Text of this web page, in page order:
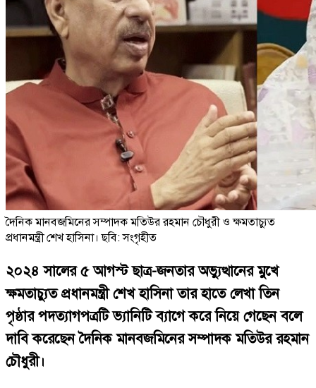
দৈনিক মানবজমিনের সম্পাদক মতিউর রহমান চৌধুরী ও ক্ষমতাচ্যুত
প্রধানমন্ত্রী শেখ হাসিনা। ছবি: সংগৃহীত
২০২৪ সালের ৫ আগস্ট ছাত্র-জনতার অভ্যুত্থানের মুখে
ক্ষমতাচ্যুত প্রধানমন্ত্রী শেখ হাসিনা তার হাতে লেখা তিন
পৃষ্ঠার পদত্যাগপত্রটি ভ্যানিটি ব্যাগে করে নিয়ে গেছেন বলে
দাবি করেছেন দৈনিক মানবজমিনের সম্পাদক মতিউর রহমান
চৌধুরী।